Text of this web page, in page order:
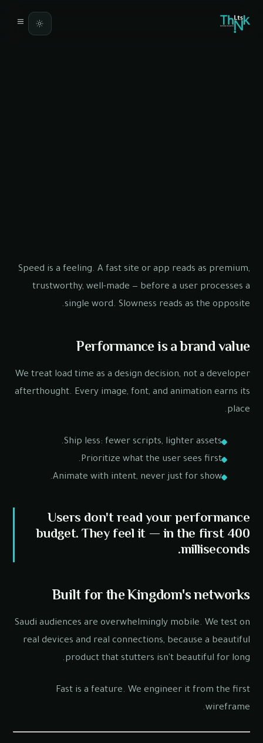
Speed is a feeling. A fast site or app reads as premium,
trustworthy, well-made — before a user processes a
single word. Slowness reads as the opposite.
Performance is a brand value
We treat load time as a design decision, not a developer
afterthought. Every image, font, and animation earns its
place.
Ship less: fewer scripts, lighter assets.
Prioritize what the user sees first.
Animate with intent, never just for show.
Users don't read your performance
budget. They feel it — in the first 400
milliseconds.
Built for the Kingdom's networks
Saudi audiences are overwhelmingly mobile. We test on
real devices and real connections, because a beautiful
product that stutters isn't beautiful for long.
Fast is a feature. We engineer it from the first
wireframe.